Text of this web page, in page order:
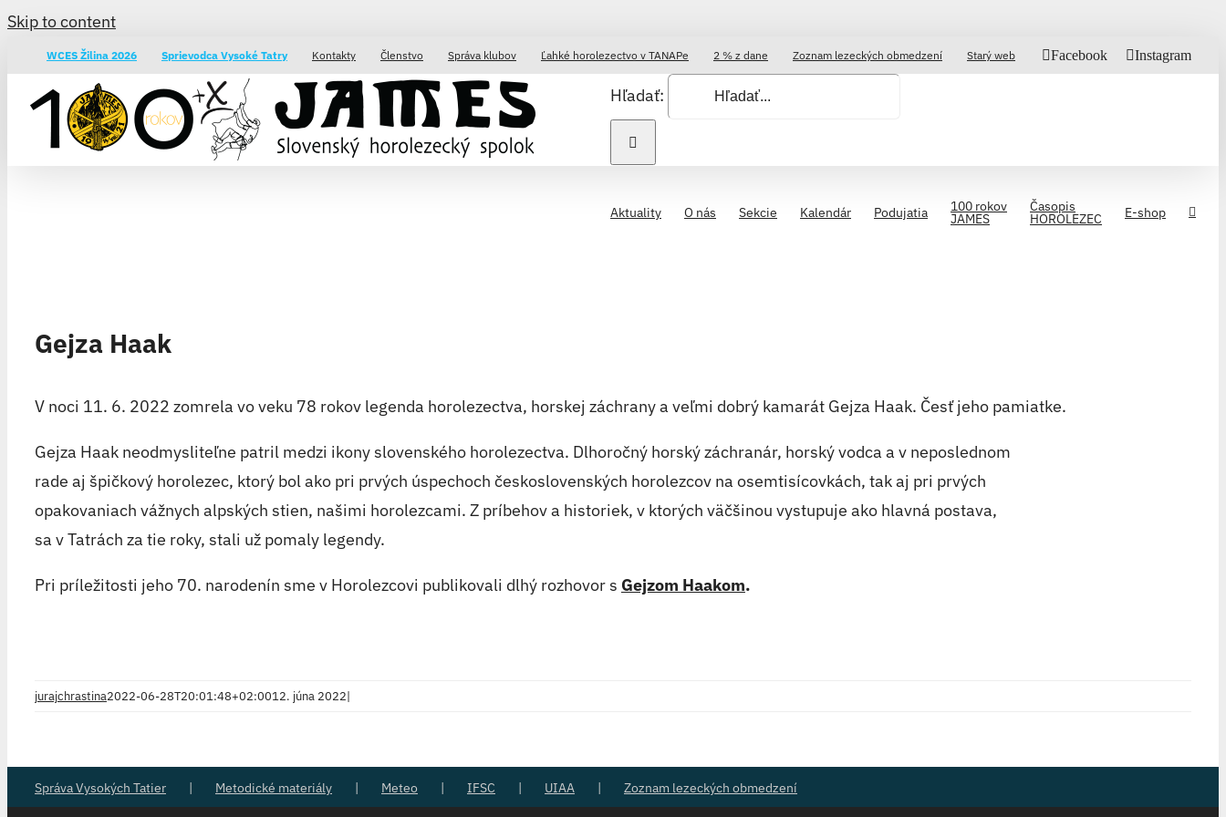
Skip to content
WCES Žilina 2026 Sprievodca Vysoké Tatry Kontakty Členstvo Správa klubov Ľahké horolezectvo v TANAPe 2 % z dane Zoznam lezeckých obmedzení Starý web Facebook Instagram
Hľadať:
Aktuality O nás Sekcie Kalendár Podujatia 100 rokov
JAMES
Časopis
HOROLEZEC E-shop
Gejza Haak
V noci 11. 6. 2022 zomrela vo veku 78 rokov legenda horolezectva, horskej záchrany a veľmi dobrý kamarát Gejza Haak. Česť jeho pamiatke.
Gejza Haak neodmysliteľne patril medzi ikony slovenského horolezectva. Dlhoročný horský záchranár, horský vodca a v neposlednom
rade aj špičkový horolezec, ktorý bol ako pri prvých úspechoch československých horolezcov na osemtisícovkách, tak aj pri prvých
opakovaniach vážnych alpských stien, našimi horolezcami. Z príbehov a historiek, v ktorých väčšinou vystupuje ako hlavná postava,
sa v Tatrách za tie roky, stali už pomaly legendy.
Pri príležitosti jeho 70. narodenín sme v Horolezcovi publikovali dlhý rozhovor s Gejzom Haakom.
jurajchrastina2022-06-28T20:01:48+02:0012. júna 2022|
Správa Vysokých Tatier Metodické materiály Meteo IFSC UIAA Zoznam lezeckých obmedzení